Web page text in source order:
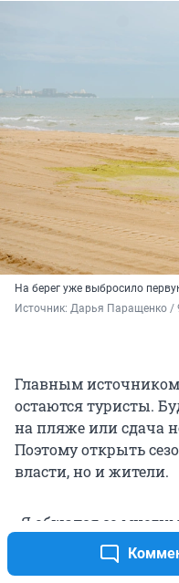
На берег уже выбросило
Источник: Дарья Паращенко /
Главным
остаются туристы.
на пляже или сдача
Поэтому открыть
власти, но и жители.
«Я общался со
что июнь еще вялый.
прямо у них